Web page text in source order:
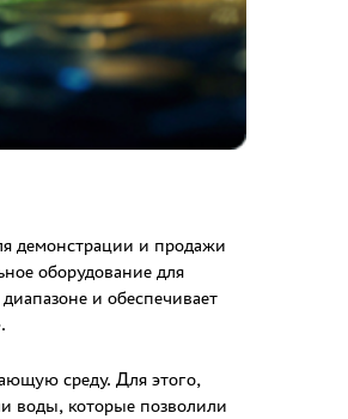
демонстрации и продажи
оборудование для
и обеспечивает
среду. Для этого,
воды, которые позволили